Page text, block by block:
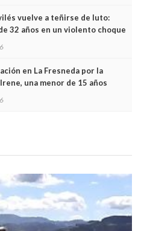
vuelve a teñirse de luto:
32 años en un violento choque
en La Fresneda por la
una menor de 15 años